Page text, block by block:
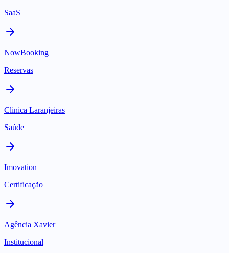
SaaS
NowBooking
Reservas
Clinica Laranjeiras
Saúde
Imovation
Certificação
Agência Xavier
Institucional